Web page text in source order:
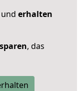
erhalten
, das